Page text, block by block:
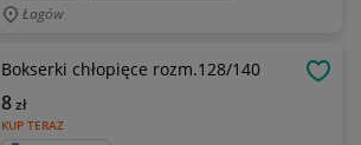
Łagów
Bokserki chłopięce rozm.128/140
KUP TERAZ
8zł